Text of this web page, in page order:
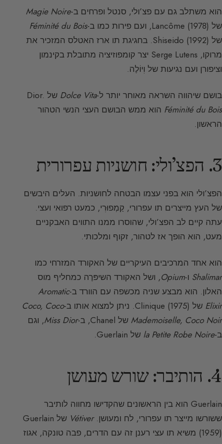
הוא משתלב גם עם פצ’ולי, סנטל ופרחים ב-Magie Noire
של Lancôme (1978), ועם פירות כמו ב-
Féminité du Bois
של Shiseido (1992). בחגיגת תו ארז האטלס המזכיר את
מרוקו, Serge Lutens יצר קומפוזיציה מתובלת בקינמון
וציפורן ועם נגיעות של וִיוֹלֶה.
בושם שיהווה השראה מאוחר יותר ל-Dolce Vita של Dior.
Féminité du Bois הוא ממש הבושם העצי הנשי הטהור
הראשון.
3. הפצ’ולי: חושניות עפרורית
הפצ’ולי הוא בפני עצמו הבטחה לחושניות. העלים היבשים
של העץ מייצרים תו עפרורי, קַמְפוּרִי, כמעט רפואי ועצי.
עתה קיים לב הפצ’ולי, שהוסרו ממנו התווים האבקניים
מעט, הוא הופך אז לטהור, זקוף ומלכותי.
הוא אחד המרכיבים העיקריים של האקורד המזרחי כמו
Shalimar ו-Opium, ושל האקורד השיפּרֶה כמחליף מוס
האלון. הוא מבצע שניה מכשפה עם הוורד ב-Aromatic
Elixir של Clinique (1975). ניתן למצוא אותו ב-
Coco, Coco
Mademoiselle, Coco Noir של Chanel, ב- Miss Dior, וגם
ב-la Petite Robe Noire של Guerlain.
4. הותיבר: שורש מעושן
Guerlain הוא בין הראשונים שהקדישו מחווה לותיבר
ששורשו מייצר תו עפרורי, לח ומעושן.Vétiver
של Guerlain
(1959) משיא תו עצי רענן זה עם הדרים, פבה טונקה, אגוז